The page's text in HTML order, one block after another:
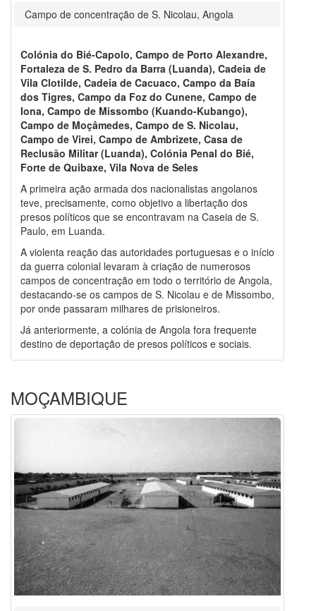
Campo de concentração de S. Nicolau, Angola
Colónia do Bié-Capolo, Campo de Porto Alexandre,
Fortaleza de S. Pedro da Barra (Luanda), Cadeia de
Vila Clotilde, Cadeia de Cacuaco, Campo da Baía
dos Tigres, Campo da Foz do Cunene, Campo de
Iona, Campo de Missombo (Kuando-Kubango),
Campo de Moçâmedes, Campo de S. Nicolau,
Campo de Virei, Campo de Ambrizete, Casa de
Reclusão Militar (Luanda), Colónia Penal do Bié,
Forte de Quibaxe, Vila Nova de Seles
A primeira ação armada dos nacionalistas angolanos
teve, precisamente, como objetivo a libertação dos
presos políticos que se encontravam na Caseia de S.
Paulo, em Luanda.
A violenta reação das autoridades portuguesas e o início
da guerra colonial levaram à criação de numerosos
campos de concentração em todo o território de Angola,
destacando-se os campos de S. Nicolau e de Missombo,
por onde passaram milhares de prisioneiros.
Já anteriormente, a colónia de Angola fora frequente
destino de deportação de presos políticos e sociais.
MOÇAMBIQUE